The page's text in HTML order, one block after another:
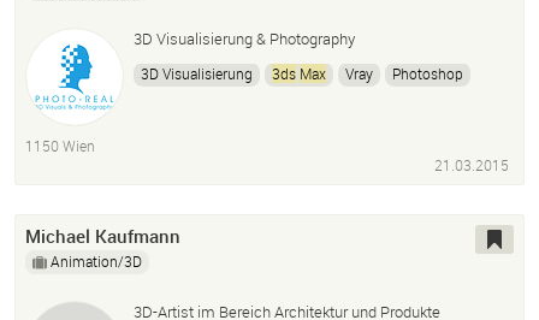
3D Visualisierung & Photography
3D Visualisierung 3ds Max Vray
Photoshop
1150 Wien
21.03.2015
Michael Kaufmann
Animation/3D
3D-Artist im Bereich Architektur und Produkte